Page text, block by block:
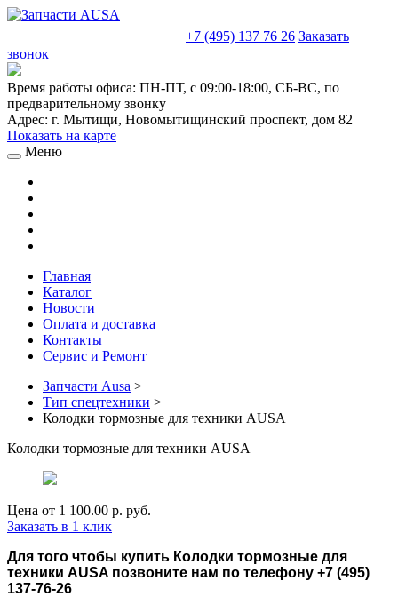
+7 (495) 137 76 26 Заказать
звонок
Время работы офиса: ПН-ПТ, с 09:00-18:00, СБ-ВС, по
предварительному звонку
Адрес: г. Мытищи, Новомытищинский проспект, дом 82
Показать на карте
Меню
Главная
Каталог
Новости
Оплата и доставка
Контакты
Сервис и Ремонт
Запчасти Ausa >
Тип спецтехники >
Колодки тормозные для техники AUSA
Колодки тормозные для техники AUSA
Цена от 1 100.00 р. руб.
Заказать в 1 клик
Для того чтобы купить Колодки тормозные для
техники AUSA позвоните нам по телефону +7 (495)
137-76-26